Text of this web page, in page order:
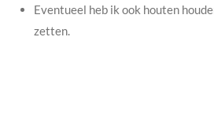
Eventueel heb ik ook houten
zetten.